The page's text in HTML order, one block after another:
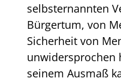
selbsternannten
Bürgertum, von
Sicherheit von
unwidersprochen
seinem Ausmaß